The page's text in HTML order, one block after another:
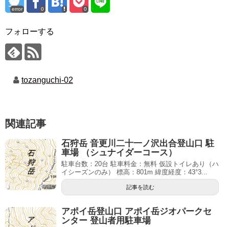
error 0 0
フォローする
tozanguchi-02
関連記事
石狩岳 音更川二十一ノ沢出合登山口 駐
車場 （シュナイダーコース）
駐車台数：20台 駐車料金：無料 仮設トイレあり（ハ
イシーズンのみ） 標高：801m 緯度経度：43°3...
記事を読む
アポイ岳登山口 アポイ岳ジオパークセ
ンター 登山者用駐車場